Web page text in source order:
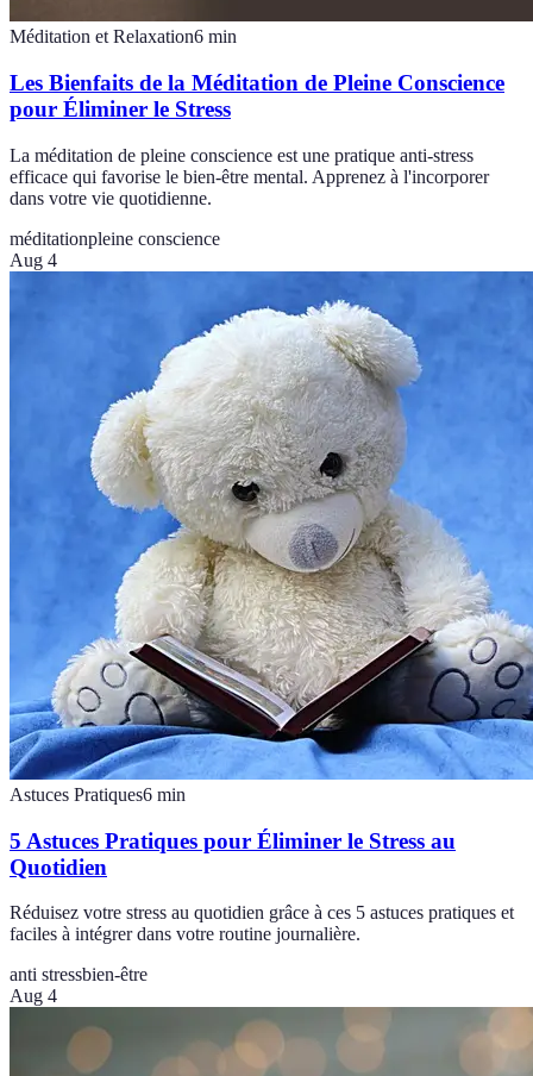
Méditation et Relaxation6 min
Les Bienfaits de la Méditation de Pleine Conscience
pour Éliminer le Stress
La méditation de pleine conscience est une pratique anti-stress
efficace qui favorise le bien-être mental. Apprenez à l'incorporer
dans votre vie quotidienne.
méditationpleine conscience
Aug 4
Astuces Pratiques6 min
5 Astuces Pratiques pour Éliminer le Stress au
Quotidien
Réduisez votre stress au quotidien grâce à ces 5 astuces pratiques et
faciles à intégrer dans votre routine journalière.
anti stressbien-être
Aug 4